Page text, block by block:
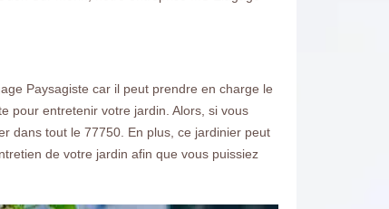
Paysagiste car il peut prendre en charge le
pour entretenir votre jardin. Alors, si vous
dans tout le 77750. En plus, ce jardinier peut
de votre jardin afin que vous puissiez